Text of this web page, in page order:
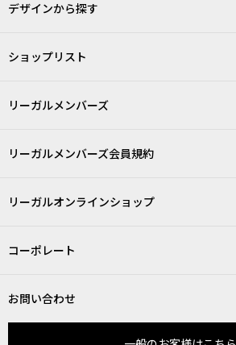
デザインから探す
ショップリスト
リーガルメンバーズ
リーガルメンバーズ会員規約
リーガルオンラインショップ
コーポレート
お問い合わせ